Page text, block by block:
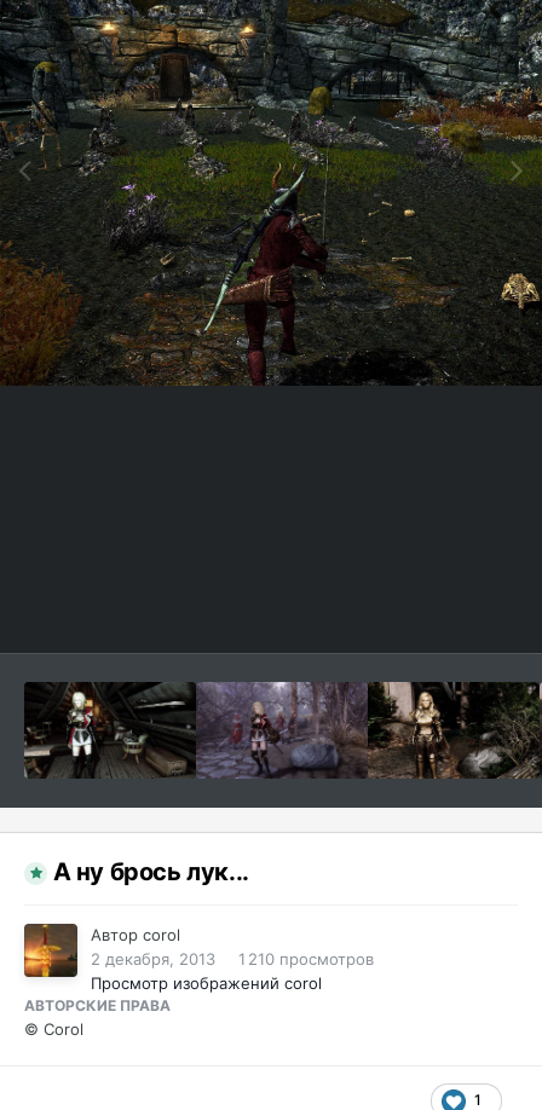
А ну брось лук...
Автор corol
2 декабря, 2013
1 210 просмотров
Просмотр изображений corol
АВТОРСКИЕ ПРАВА
© Corol
1